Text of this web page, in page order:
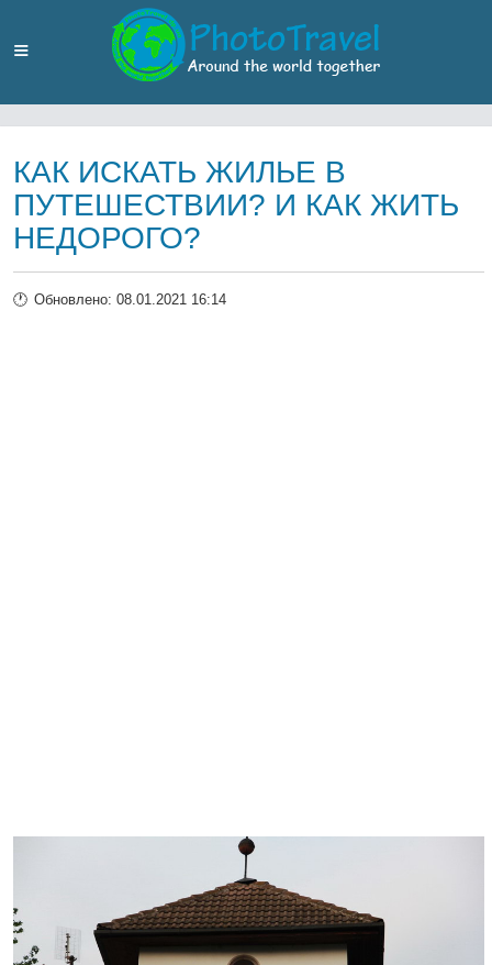
КАК ИСКАТЬ ЖИЛЬЕ В
ПУТЕШЕСТВИИ? И КАК ЖИТЬ
НЕДОРОГО?
Обновлено: 08.01.2021 16:14